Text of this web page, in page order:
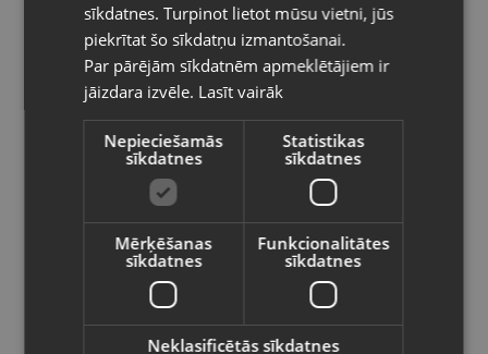
30.00€
Agera Tools
Pasūtījumi tiks piegādāti uz
izvēlēto valsti
Vietnes saturs būs attēlots izvēlētajā
valodā
Valsts
Latviešu / Latvian
sīkdatnes. Turpinot lietot mūsu vietni, jūs
piekrītat šo sīkdatņu izmantošanai.
Par pārējām sīkdatnēm apmeklētājiem ir
jāizdara izvēle. Lasīt vairāk
Nepieciešamās
sīkdatnes
Statistikas
sīkdatnes
Mērķēšanas
sīkdatnes
Funkcionalitātes
sīkdatnes
Neklasificētās sīkdatnes